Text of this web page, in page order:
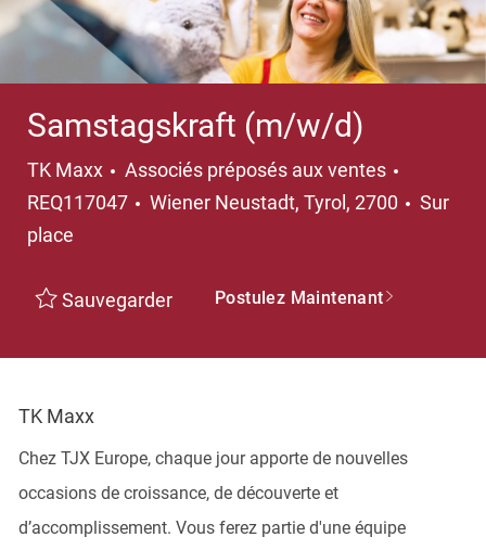
Samstagskraft (m/w/d)
TK Maxx Catégorie
Associés préposés aux ventes
REQ117047
Emplacement
Wiener Neustadt, Tyrol, 2700
Sur
place
Sauvegarder Postulez Maintenant
TK Maxx
Chez TJX Europe, chaque jour apporte de nouvelles
occasions de croissance, de découverte et
d’accomplissement. Vous ferez partie d'une équipe